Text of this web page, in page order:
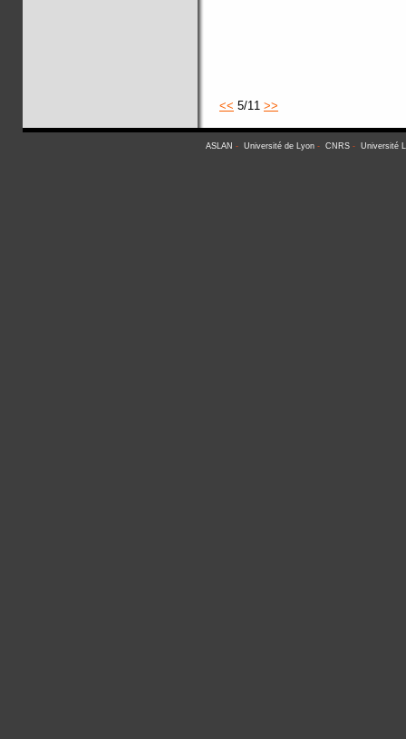
<< 5/11 >>
ASLAN - Université de Lyon- CNRS- Université